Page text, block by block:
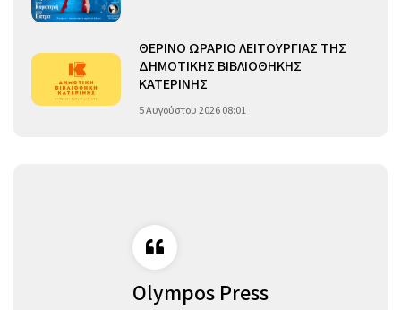
ΘΕΡΙΝΟ ΩΡΑΡΙΟ ΛΕΙΤΟΥΡΓΙΑΣ ΤΗΣ
ΔΗΜΟΤΙΚΗΣ ΒΙΒΛΙΟΘΗΚΗΣ
ΚΑΤΕΡΙΝΗΣ
5 Αυγούστου 2026 08:01
Olympos Press